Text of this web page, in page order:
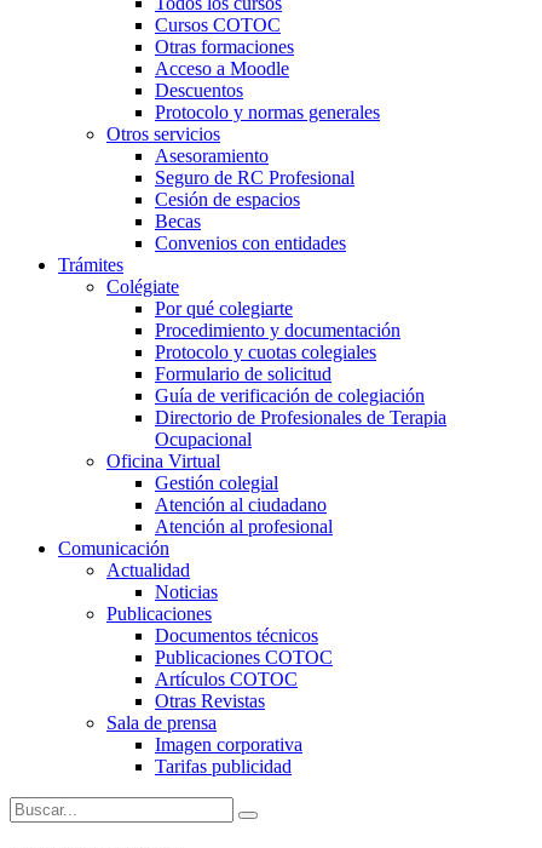
Cursos COTOC
Otras formaciones
Acceso a Moodle
Descuentos
Protocolo y normas generales
Otros servicios
Asesoramiento
Seguro de RC Profesional
Cesión de espacios
Becas
Convenios con entidades
Trámites
Colégiate
Por qué colegiarte
Procedimiento y documentación
Protocolo y cuotas colegiales
Formulario de solicitud
Guía de verificación de colegiación
Directorio de Profesionales de Terapia
Ocupacional
Oficina Virtual
Gestión colegial
Atención al ciudadano
Atención al profesional
Comunicación
Actualidad
Noticias
Publicaciones
Documentos técnicos
Publicaciones COTOC
Artículos COTOC
Otras Revistas
Sala de prensa
Imagen corporativa
Tarifas publicidad
Buscar: